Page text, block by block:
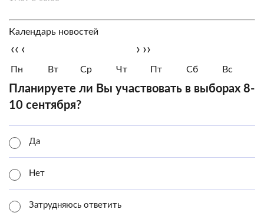
Календарь новостей
‹‹ ‹ › ››
Пн Вт Ср Чт Пт Сб Вс
Планируете ли Вы участвовать в выборах 8-
10 сентября?
Да
Нет
Затрудняюсь ответить